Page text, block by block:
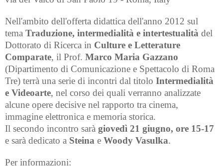
Nell'ambito dell'offerta didattica dell'anno 2012 sul
tema Traduzione, intermedialità e intertestualità del
Dottorato di Ricerca in Culture e Letterature
Comparate, il Prof. Marco Maria Gazzano
(Dipartimento di Comunicazione e Spettacolo di Roma
Tre) terrà una serie di incontri dal titolo Intermedialità
e Videoarte, nel corso dei quali verranno analizzate
alcune opere decisive nel rapporto tra cinema,
immagine elettronica e memoria storica.
Il secondo incontro sarà giovedì 21 giugno, ore 15-17
e sarà dedicato a Steina e Woody Vasulka.
Per informazioni: